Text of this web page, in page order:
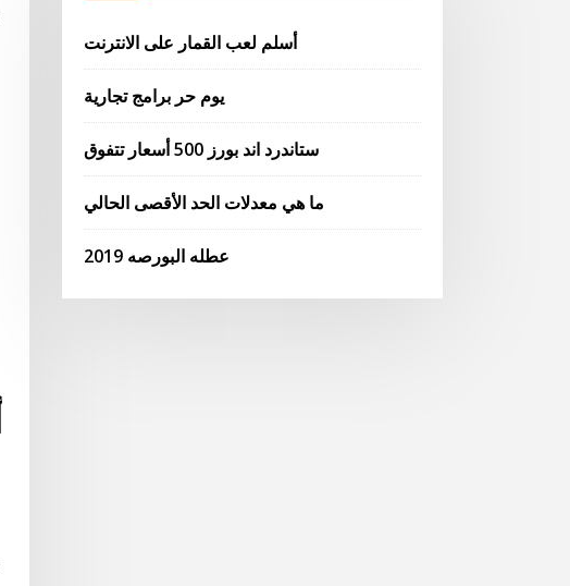
أسلم لعب القمار على الانترنت
يوم حر برامج تجارية
ستاندرد اند بورز 500 أسعار تتفوق
ما هي معدلات الحد الأقصى الحالي
عطله البورصه 2019